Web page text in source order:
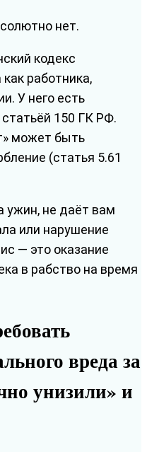
нет.
кодекс
работника,
У него есть
150 ГК РФ.
может быть
(статья 5.61
ужин, не даёт вам
или нарушение
— это оказание
в рабство на время
вреда за
унизили» и